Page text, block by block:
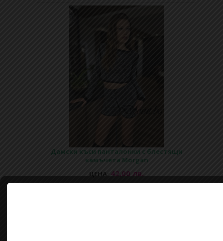
Дамски къси панталонки с блестящи
камъчета Morgan
ЦЕНА: 42,00 лв.